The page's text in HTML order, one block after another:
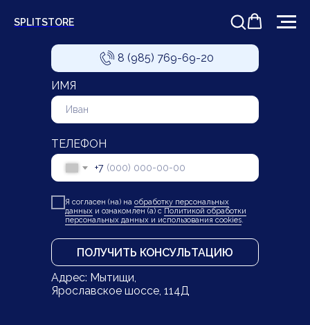
SPLITSTORE
Адрес: Мытищи,
Ярославское шоссе, 114Д
8 (985) 769-69-20
ИМЯ
ТЕЛЕФОН
+7
Я согласен (на) на обработку персональных
данных и ознакомлен (а) с Политикой обработки
персональных данных и использования cookies.
ПОЛУЧИТЬ КОНСУЛЬТАЦИЮ